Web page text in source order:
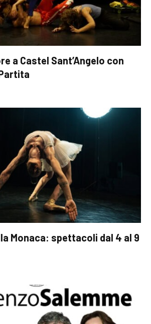
a Castel Sant’Angelo con
Monaca: spettacoli dal 4 al 9